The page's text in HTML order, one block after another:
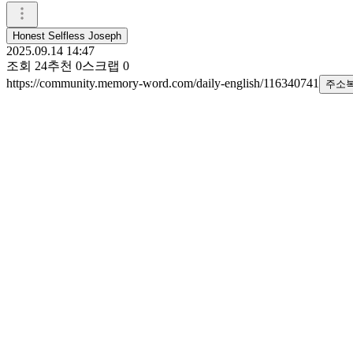
Honest Selfless Joseph
2025.09.14 14:47
조회 24추천 0스크랩 0
https://community.memory-word.com/daily-english/116340741
주소